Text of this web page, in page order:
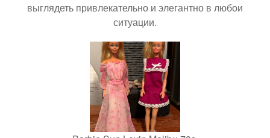
выглядеть привлекательно и элегантно в любои
ситуации.